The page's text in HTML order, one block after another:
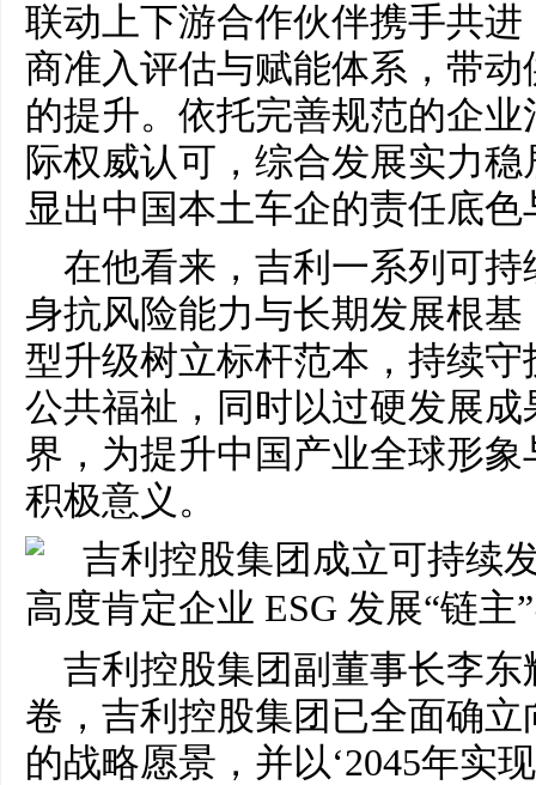
联动上下游合作伙伴携手共进
商准入评估与赋能体系，带
的提升。依托完善规范的企
际权威认可，综合发展实力
显出中国本土车企的责任底
在他看来，吉利一系列可
身抗风险能力与长期发展根
型升级树立标杆范本，持续
公共福祉，同时以过硬发展
界，为提升中国产业全球形
积极意义。
吉利控股集团副董事长李
卷，吉利控股集团已全面确立
的战略愿景，并以‘2045年实